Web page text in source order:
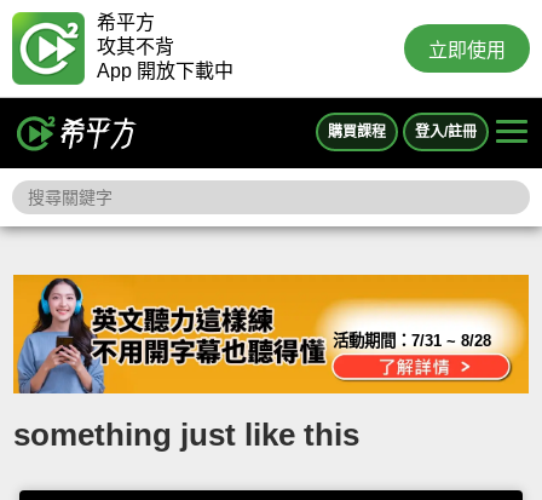
希平方
攻其不背
App 開放下載中
立即使用
購買課程 登入/註冊
活動期間：7/31 ~ 8/28
something just like this